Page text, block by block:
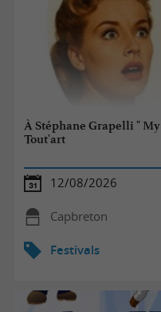
À Stéphane Grapelli "
Tout'art
12/08/2026
Capbreton
Festivals